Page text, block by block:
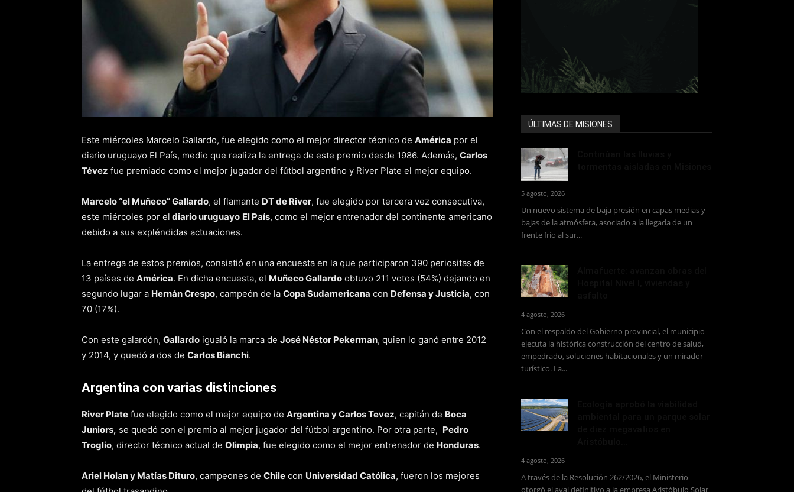
Este miércoles Marcelo Gallardo, fue elegido como el mejor director técnico de América por el
diario uruguayo El País, medio que realiza la entrega de este premio desde 1986. Además, Carlos
Tévez fue premiado como el mejor jugador del fútbol argentino y River Plate el mejor equipo.
Marcelo “el Muñeco” Gallardo, el flamante DT de River, fue elegido por tercera vez consecutiva,
este miércoles por el diario uruguayo El País, como el mejor entrenador del continente americano
debido a sus expléndidas actuaciones.
La entrega de estos premios, consistió en una encuesta en la que participaron 390 periositas de
13 países de América. En dicha encuesta, el Muñeco Gallardo obtuvo 211 votos (54%) dejando en
segundo lugar a Hernán Crespo, campeón de la Copa Sudamericana con Defensa y Justicia, con
70 (17%).
Con este galardón, Gallardo igualó la marca de José Néstor Pekerman, quien lo ganó entre 2012
y 2014, y quedó a dos de Carlos Bianchi.
Argentina con varias distinciones
River Plate fue elegido como el mejor equipo de Argentina y Carlos Tevez, capitán de Boca
Juniors, se quedó con el premio al mejor jugador del fútbol argentino. Por otra parte, Pedro
Troglio, director técnico actual de Olimpia, fue elegido como el mejor entrenador de Honduras.
Ariel Holan y Matías Dituro, campeones de Chile con Universidad Católica, fueron los mejores
ÚLTIMAS DE MISIONES
5 agosto, 2026
Un nuevo sistema de baja presión en capas medias y
bajas de la atmósfera, asociado a la llegada de un
frente frío al sur...
4 agosto, 2026
Con el respaldo del Gobierno provincial, el municipio
ejecuta la histórica construcción del centro de salud,
empedrado, soluciones habitacionales y un mirador
turístico. La...
4 agosto, 2026
A través de la Resolución 262/2026, el Ministerio
otorgó el aval definitivo a la empresa Aristóbulo Solar